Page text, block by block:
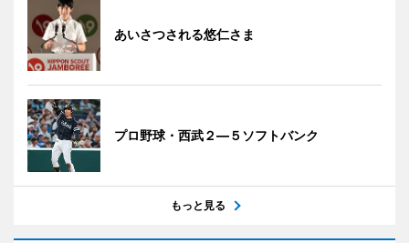
あいさつされる悠仁さま
プロ野球・西武２―５ソフトバンク
もっと見る